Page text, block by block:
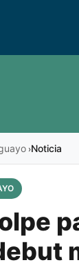
›Noticia